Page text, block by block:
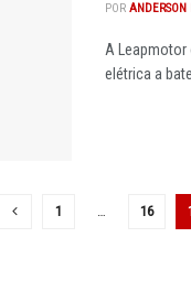
POR ANDERSON
A Leapmotor
elétrica a
1 16